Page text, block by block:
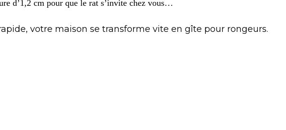
d’1,2 cm pour que le rat s’invite chez vous…
votre maison se transforme vite en gîte pour rongeurs.